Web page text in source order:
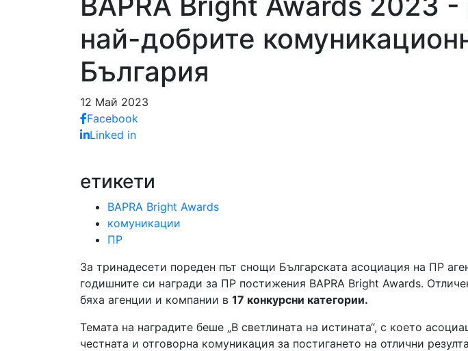
най-добрите
България
12 Май 2023
Facebook
Linked in
етикети
BAPRA Bright Awards
комуникации
ПР
За тринадесети пореден път снощи Българската асоциация на ПР
годишните си награди за ПР постижения BAPRA Bright Awards.
бяха агенции и компании в 17 конкурсни категории.
Темата на наградите беше „В светлината на истината“, с което
честната и отговорна комуникация за постигането на отлични